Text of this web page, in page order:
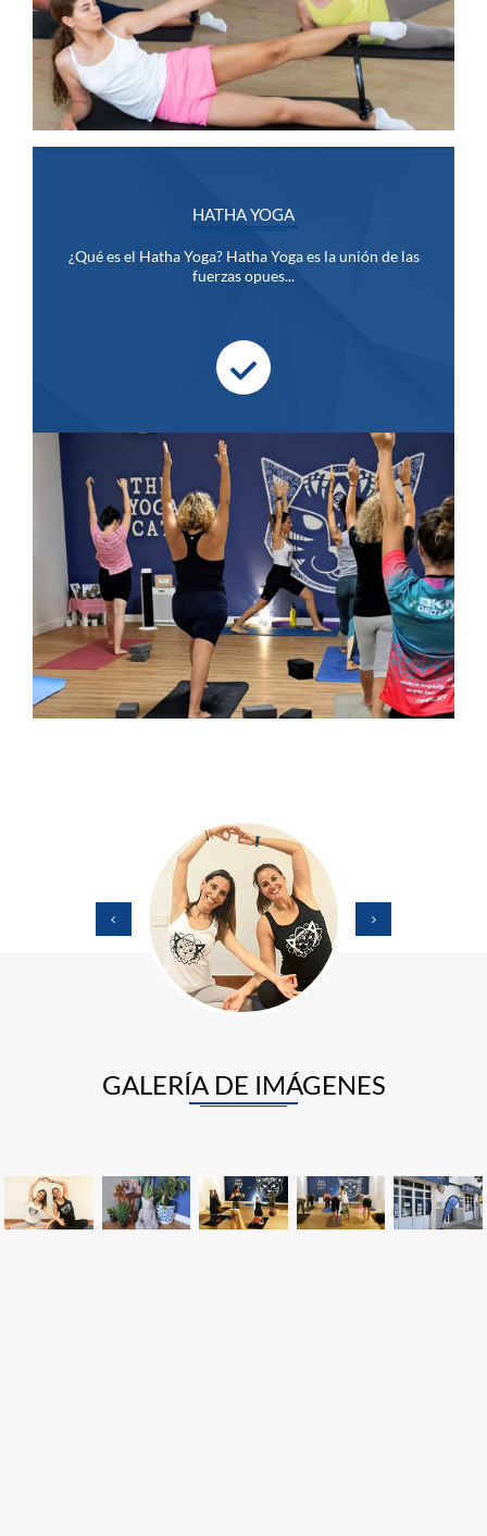
HATHA YOGA
¿Qué es el Hatha Yoga? Hatha Yoga es la unión de las
fuerzas opues...
GALERÍA DE IMÁGENES